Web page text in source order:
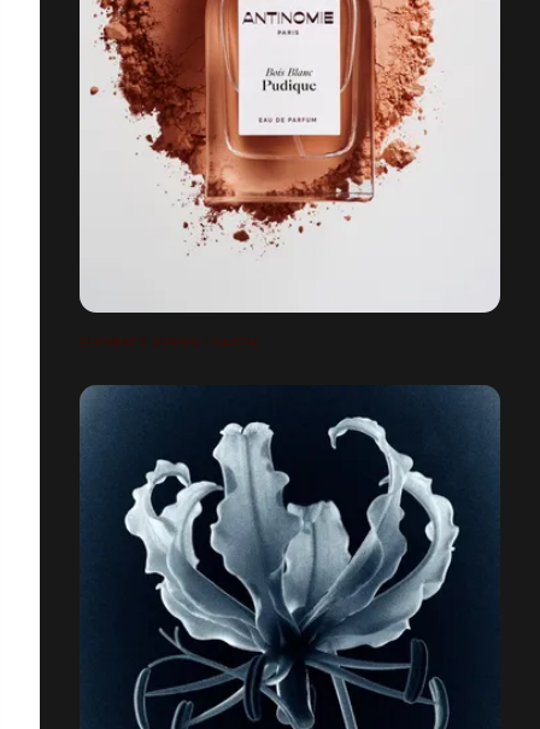
ELEMENTS SERIES / EARTH